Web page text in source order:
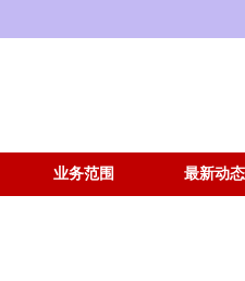
业务范围 最新动态